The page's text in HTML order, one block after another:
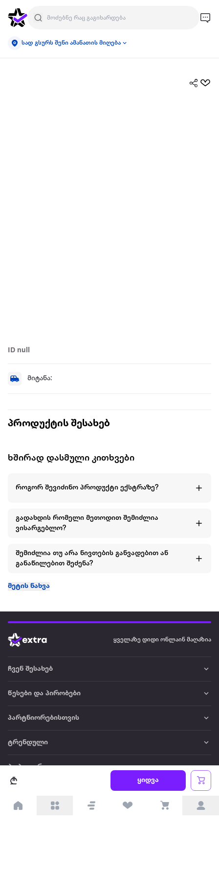
სად გსურს შენი ამანათის მიღება
ID null
მიტანა:
ყიდვა
პროდუქტის შესახებ
ხშირად დასმული კითხვები
როგორ შევიძინო პროდუქტი ექსტრაზე?
გადახდის რომელი მეთოდით შემიძლია
ვისარგებლო?
შემიძლია თუ არა ნივთების განვადებით ან
განაწილებით შეძენა?
მეტის ნახვა
ყველაზე დიდი ონლაინ მაღაზია
ჩვენ შესახებ
წესები და პირობები
პარტნიორებისთვის
ტრენდული
პოპულარული